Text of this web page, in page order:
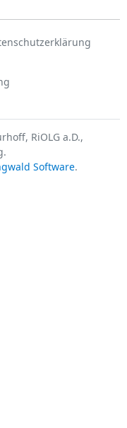
RiOLG a.D.,
Software.